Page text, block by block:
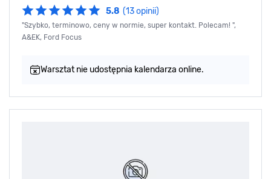
5.8 (13 opinii)
"Szybko, terminowo, ceny w normie, super kontakt. Polecam! ",
A&EK, Ford Focus
Warsztat nie udostępnia kalendarza online.